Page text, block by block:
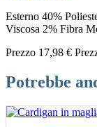
Esterno 40%
Viscosa 2% Fibra
Prezzo 17,98 €
Potrebbe